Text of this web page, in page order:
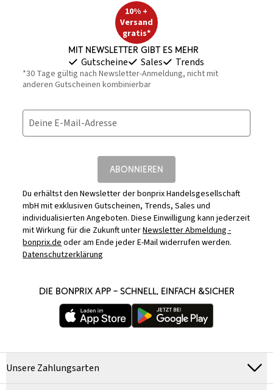
10% +
Versand
gratis*
Mit Newsletter gibt es mehr
Gutscheine Sales Trends
*30 Tage gültig nach Newsletter-Anmeldung, nicht mit
anderen Gutscheinen kombinierbar
Deine E-Mail-Adresse
ABONNIEREN
Du erhältst den Newsletter der bonprix Handelsgesellschaft
mbH mit exklusiven Gutscheinen, Trends, Sales und
individualisierten Angeboten. Diese Einwilligung kann jederzeit
mit Wirkung für die Zukunft unterNewsletter Abmeldung -
bonprix.deoder am Ende jeder E-Mail widerrufen werden.
Datenschutzerklärung
DIE BONPRIX APP – SCHNELL, EINFACH &SICHER
Unsere Zahlungsarten